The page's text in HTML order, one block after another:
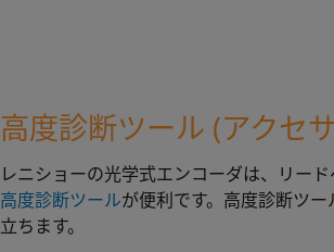
高度診断ツール (アクセ
レニショーの光学式エンコーダは、リー
高度診断ツールが便利です。高度診断ツ
立ちます。